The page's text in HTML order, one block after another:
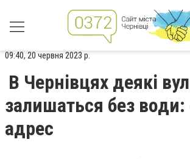
09:40, 20 червня 2023 р.
В Чернівцях деякі
залишаться без
адрес